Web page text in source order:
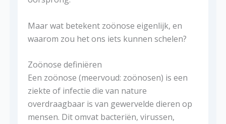
Maar wat betekent zoönose eigenlijk, en
waarom zou het ons iets kunnen schelen?
Zoönose definiëren
Een zoönose (meervoud: zoönosen) is een
ziekte of infectie die van nature
overdraagbaar is van gewervelde dieren op
mensen. Dit omvat bacteriën, virussen,